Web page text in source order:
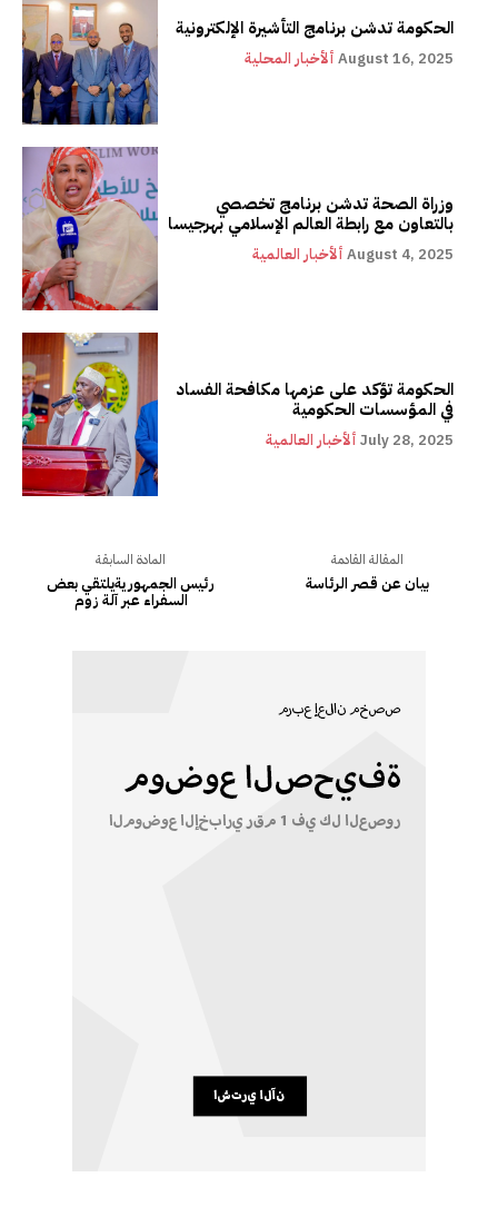
الحكومة تدشن برنامج التأشيرة الإلكترونية
ألأخبار المحلية August 16, 2025
وزراة الصحة تدشن برنامج تخصصي
بالتعاون مع رابطة العالم الإسلامي بهرجيسا
ألأخبار العالمية August 4, 2025
الحكومة تؤكد على عزمها مكافحة الفساد
في المؤسسات الحكومية
ألأخبار العالمية July 28, 2025
المادة السابقة
رئيس الجمهوريةيلتقي بعض
السفراء عبر آلة زوم
المقالة القادمة
بيان عن قصر الرئاسة